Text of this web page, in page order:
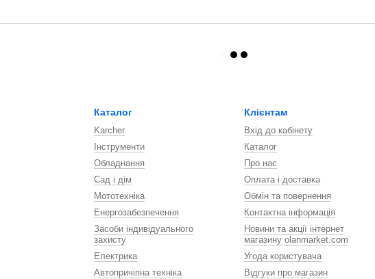
Каталог
Karcher
Інструменти
Обладнання
Сад і дім
Мототехніка
Енергозабезпечення
Засоби індивідуального
захисту
Електрика
Автопричіпна техніка
Клієнтам
Вхід до кабінету
Каталог
Про нас
Оплата і доставка
Обмін та повернення
Контактна інформація
Новини та акції інтернет
магазину olanmarket.com
Угода користувача
Відгуки про магазин